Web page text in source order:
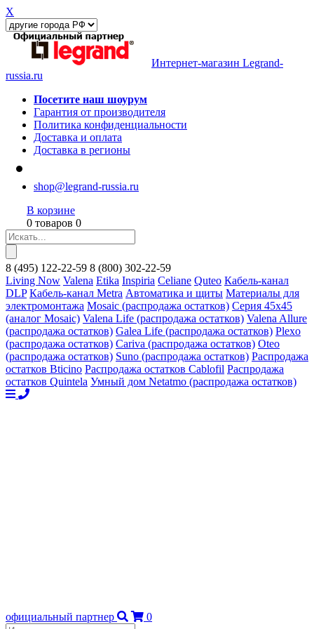
X
Интернет-магазин Legrand-
russia.ru
Посетите наш шоурум
Гарантия от производителя
Политика конфиденциальности
Доставка и оплата
Доставка в регионы
shop@legrand-russia.ru
В корзине
0 товаров 0
8 (495) 122-22-59 8 (800) 302-22-59
Living Now Valena Etika Inspiria Celiane Quteo Кабель-канал
DLP Кабель-канал Metra Автоматика и щиты Материалы для
электромонтажа Mosaic (распродажа остатков) Серия 45х45
(аналог Mosaic) Valena Life (распродажа остатков) Valena Allure
(распродажа остатков) Galea Life (распродажа остатков) Plexo
(распродажа остатков) Cariva (распродажа остатков) Oteo
(распродажа остатков) Suno (распродажа остатков) Распродажа
остатков Bticino Распродажа остатков Cablofil Распродажа
остатков Quintela Умный дом Netatmo (распродажа остатков)
официальный партнер 0